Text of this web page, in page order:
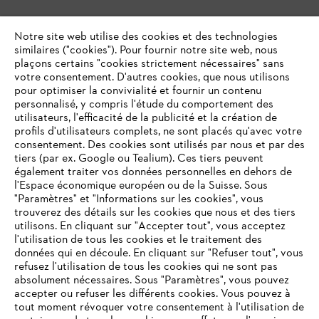
VOTRE NAVIGATEUR INTERNET
N'EST PLUS PRIS EN CHARGE
Vous utilisez un navigateur Internet que nous ne prenons plus
en charge, et certaines fonctionnalités de notre site ne
peuvent fonctionner correctement. Pour une utilisation
Notre site web utilise des cookies et des technologies
similaires ("cookies"). Pour fournir notre site web, nous
plaçons certains "cookies strictement nécessaires" sans
votre consentement. D'autres cookies, que nous utilisons
pour optimiser la convivialité et fournir un contenu
personnalisé, y compris l'étude du comportement des
utilisateurs, l'efficacité de la publicité et la création de
profils d'utilisateurs complets, ne sont placés qu'avec votre
consentement. Des cookies sont utilisés par nous et par des
tiers (par ex. Google ou Tealium). Ces tiers peuvent
également traiter vos données personnelles en dehors de
l'Espace économique européen ou de la Suisse. Sous
"Paramètres" et "Informations sur les cookies", vous
trouverez des détails sur les cookies que nous et des tiers
utilisons. En cliquant sur "Accepter tout", vous acceptez
l'utilisation de tous les cookies et le traitement des
données qui en découle. En cliquant sur "Refuser tout", vous
refusez l'utilisation de tous les cookies qui ne sont pas
absolument nécessaires. Sous "Paramètres", vous pouvez
accepter ou refuser les différents cookies. Vous pouvez à
tout moment révoquer votre consentement à l'utilisation de